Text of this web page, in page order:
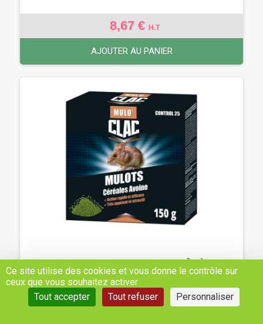
8,67 € H.T
AJOUTER AU PANIER
RATICIDE POUR MULOTS AVOINE PRÊT À
L’EMPLOI 1 - REF: RDBRM60006
8,68 €
Ce site utilise des cookies et vous donne le contrôle sur
ceux que vous souhaitez activer
Tout accepter
Tout refuser Personnaliser